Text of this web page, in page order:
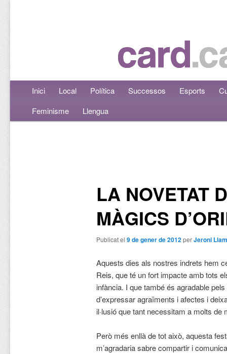
Menú principalAneu al contingut principal
Aneu al contingut secundari
Inici Local Política Successos Esports
Feminisme
Llengua
LA NOVETAT
MÀGICS
Publicat el 9 de gener de 2012perJeroni
Aquests dies als nostres indrets hem
Reis, que té un fort impacte amb tots
infància. I que també és agradable
d’expressar agraïments i afectes i
il·lusió que tant necessitam a molts
Però més enllà de tot això, aquesta
m’agradaria sabre compartir i